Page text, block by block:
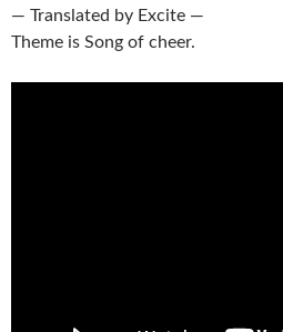
— Translated by Excite —
Theme is Song of cheer.